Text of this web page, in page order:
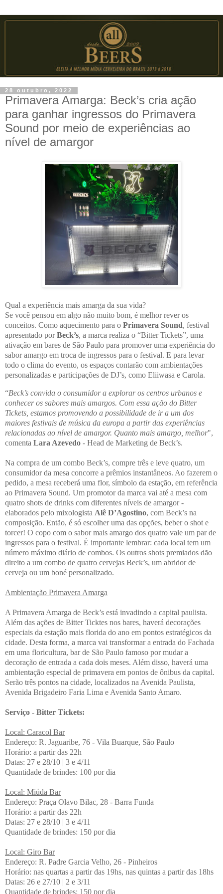
28 outubro, 2022
Primavera Amarga: Beck’s cria ação
para ganhar ingressos do Primavera
Sound por meio de experiências ao
nível de amargor
Qual a experiência mais amarga da sua vida?
Se você pensou em algo não muito bom, é melhor rever os
conceitos. Como aquecimento para o Primavera Sound, festival
apresentado porBeck’s, a marca realiza o “Bitter Tickets”, uma
ativação em bares de São Paulo para promover uma experiência do
sabor amargo em troca de ingressos para o festival. E para levar
todo o clima do evento, os espaços contarão com ambientações
personalizadas e participações de DJ’s, como Eliiwasa e Carola.
“Beck’s convida o consumidor a explorar os centros urbanos e
conhecer os sabores mais amargos. Com essa ação do Bitter
Tickets, estamos promovendo a possibilidade de ir a um dos
maiores festivais de música da europa a partir das experiências
relacionadas ao nível de amargor. Quanto mais amargo, melhor",
comenta Lara Azevedo - Head de Marketing de Beck’s.
Na compra de um combo Beck’s, compre três e leve quatro, um
consumidor da mesa concorre a prêmios instantâneos. Ao fazerem o
pedido, a mesa receberá uma flor, símbolo da estação, em referência
ao Primavera Sound. Um promotor da marca vai até a mesa com
quatro shots de drinks com diferentes níveis de amargor -
elaborados pelo mixologista Alê D’Agostino, com Beck’s na
composição. Então, é só escolher uma das opções, beber o shot e
torcer! O copo com o sabor mais amargo dos quatro vale um par de
ingressos para o festival. É importante lembrar: cada local tem um
número máximo diário de combos. Os outros shots premiados dão
direito a um combo de quatro cervejas Beck’s, um abridor de
cerveja ou um boné personalizado.
Ambientação Primavera Amarga
A Primavera Amarga de Beck’s está invadindo a capital paulista.
Além das ações de Bitter Ticktes nos bares, haverá decorações
especiais da estação mais florida do ano em pontos estratégicos da
cidade. Desta forma, a marca vai transformar a entrada do Fachada
em uma floricultura, bar de São Paulo famoso por mudar a
decoração de entrada a cada dois meses. Além disso, haverá uma
ambientação especial de primavera em pontos de ônibus da capital.
Serão três pontos na cidade, localizados na Avenida Paulista,
Avenida Brigadeiro Faria Lima e Avenida Santo Amaro.
Serviço - Bitter Tickets:
Local: Caracol Bar
Endereço: R. Jaguaribe, 76 - Vila Buarque, São Paulo
Horário: a partir das 22h
Datas: 27 e 28/10 | 3 e 4/11
Quantidade de brindes: 100 por dia
Local: Miúda Bar
Endereço: Praça Olavo Bilac, 28 - Barra Funda
Horário: a partir das 22h
Datas: 27 e 28/10 | 3 e 4/11
Quantidade de brindes: 150 por dia
Local: Giro Bar
Endereço: R. Padre Garcia Velho, 26 - Pinheiros
Horário: nas quartas a partir das 19hs, nas quintas a partir das 18hs
Datas: 26 e 27/10 | 2 e 3/11
Quantidade de brindes: 150 por dia